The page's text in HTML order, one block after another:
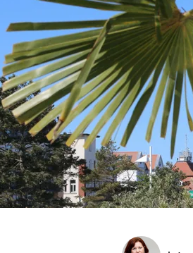
verlag
verlag
veranstaltungen
shop
fragen & hilfe
unterstützen
abo